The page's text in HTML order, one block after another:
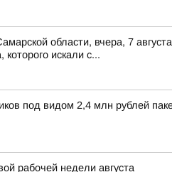
области, вчера, 7
искали с...
под видом 2,4 млн рублей
рабочей недели августа